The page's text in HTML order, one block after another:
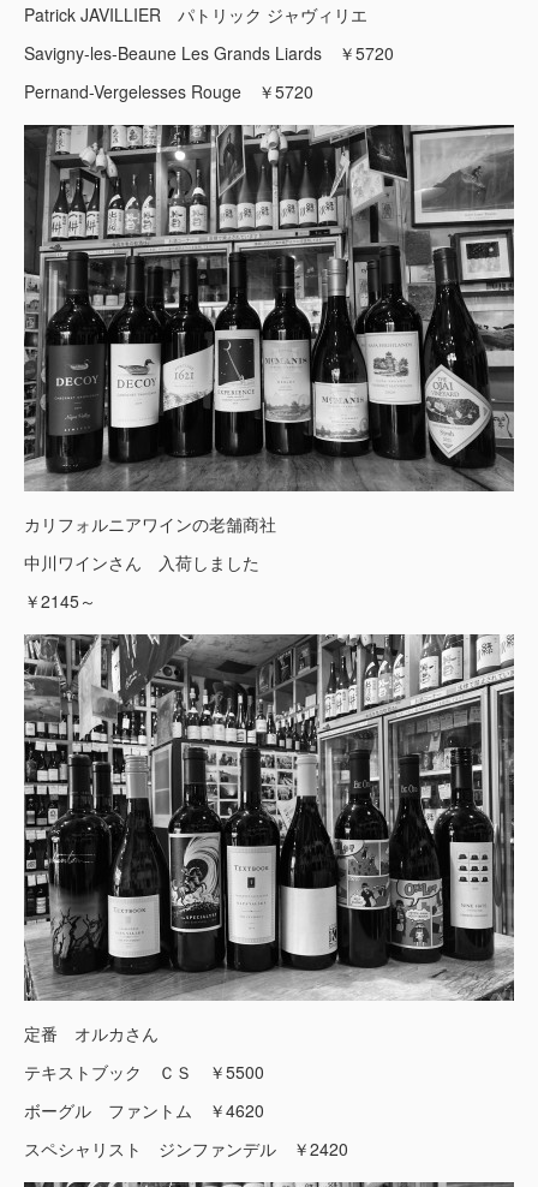
Patrick JAVILLIER パトリック ジャヴィリエ
Savigny-les-Beaune Les Grands Liards ￥5720
Pernand-Vergelesses Rouge ￥5720
カリフォルニアワインの老舗商社
中川ワインさん 入荷しました
￥2145～
定番 オルカさん
テキストブック ＣＳ ￥5500
ボーグル ファントム ￥4620
スペシャリスト ジンファンデル ￥2420